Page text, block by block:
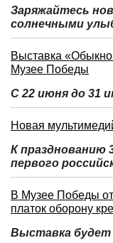
Заряжайтесь
солнечными
Выставка
Музее Победы
С 22 июня до 31
Новая
К празднованию
первого
В Музее Победы
платок оборону
Выставка будет